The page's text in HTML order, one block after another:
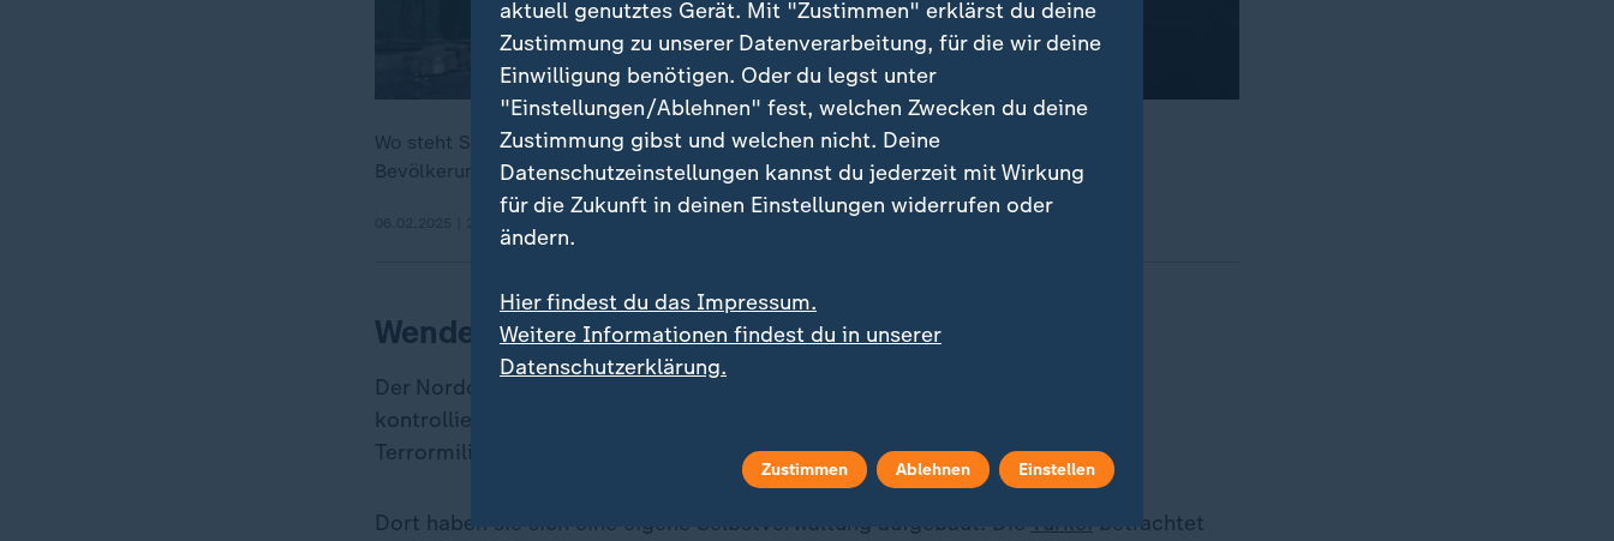
Wo steht Syrien nach dem Sturz von Machthaber Assad? Wie geht es der verarmten
Bevölkerung heute und was ist von der Übergangsregierung zu erwarten?
Wendepunkt in Syrien?
Der Nordosten Syriens wird überwiegend von den kurdisch geführten SDF
kontrolliert, die während des Bürgerkriegs mit US-Unterstützung gegen die
Terrormiliz Islamischer Staat gekämpft haben.
Dort haben sie sich eine eigene Selbstverwaltung aufgebaut. Die Türkei betrachtet
aktuell genutztes Gerät. Mit "Zustimmen" erklärst du deine
Zustimmung zu unserer Datenverarbeitung, für die wir deine
Einwilligung benötigen. Oder du legst unter
"Einstellungen/Ablehnen" fest, welchen Zwecken du deine
Zustimmung gibst und welchen nicht. Deine
Datenschutzeinstellungen kannst du jederzeit mit Wirkung
für die Zukunft in deinen Einstellungen widerrufen oder
ändern.
Hier findest du das Impressum.
Weitere Informationen findest du in unserer
Datenschutzerklärung.
Zustimmen Ablehnen Einstellen